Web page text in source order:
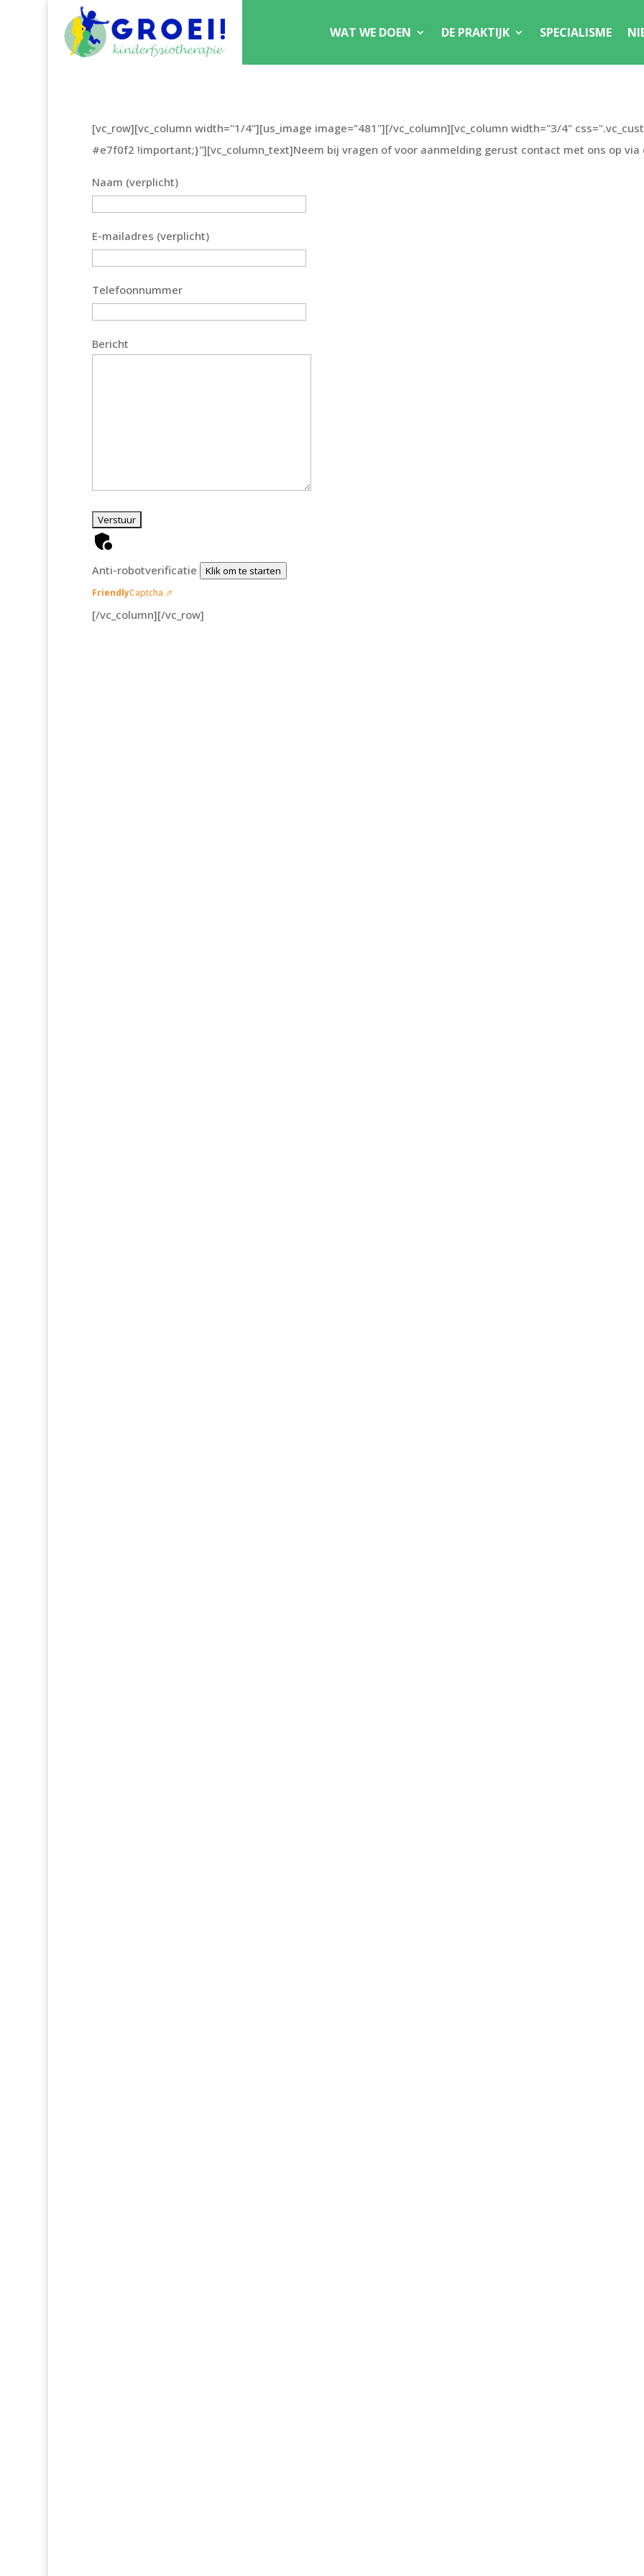
WAT WE DOEN DE PRAKTIJK SPECIALISME
[vc_row][vc_column width="1/4"][us_image image="481"][/vc_column][vc_column width="3/4"
#e7f0f2 !important;}"][vc_column_text]Neem bij vragen of voor aanmelding gerust contact met ons op
Naam (verplicht)
E-mailadres (verplicht)
Telefoonnummer
Bericht
Anti-robotverificatie Klik om te starten
FriendlyCaptcha ⇗
[/vc_column][/vc_row]